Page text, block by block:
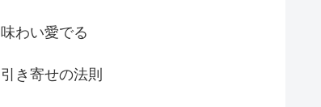
味わい愛でる
引き寄せの法則